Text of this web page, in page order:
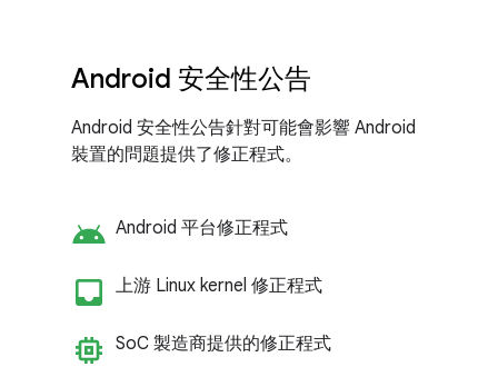
Android 安全性公告
Android 安全性公告針對可能會影響 Android
裝置的問題提供了修正程式。
android Android 平台修正程式
inbox_customize
上游 Linux kernel 修正程式
memory SoC 製造商提供的修正程式